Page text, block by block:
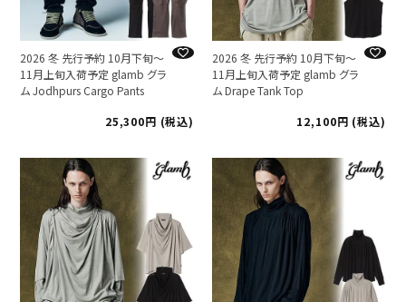
2026 冬 先行予約 10月下旬～
11月上旬入荷予定 glamb グラ
ム Jodhpurs Cargo Pants
25,300
税込
2026 冬 先行予約 10月下旬～
11月上旬入荷予定 glamb グラ
ム Drape Tank Top
12,100
税込